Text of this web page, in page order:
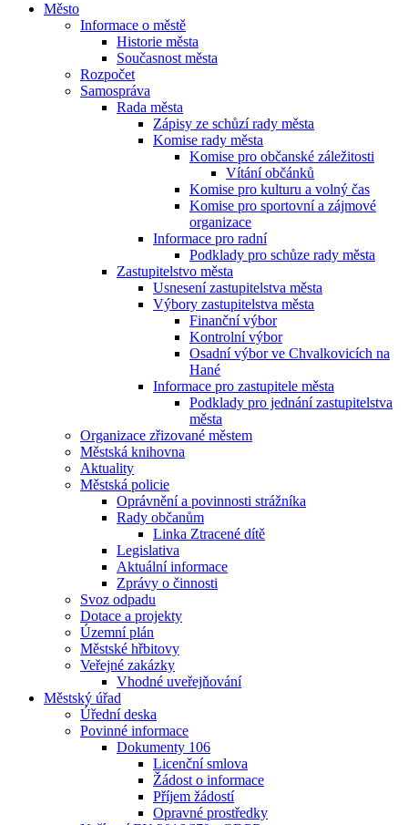
Město
Informace o městě
Historie města
Současnost města
Rozpočet
Samospráva
Rada města
Zápisy ze schůzí rady města
Komise rady města
Komise pro občanské záležitosti
Vítání občánků
Komise pro kulturu a volný čas
Komise pro sportovní a zájmové
organizace
Informace pro radní
Podklady pro schůze rady města
Zastupitelstvo města
Usnesení zastupitelstva města
Výbory zastupitelstva města
Finanční výbor
Kontrolní výbor
Osadní výbor ve Chvalkovicích na
Hané
Informace pro zastupitele města
Podklady pro jednání zastupitelstva
města
Organizace zřizované městem
Městská knihovna
Aktuality
Městská policie
Oprávnění a povinnosti strážníka
Rady občanům
Linka Ztracené dítě
Legislativa
Aktuální informace
Zprávy o činnosti
Svoz odpadu
Dotace a projekty
Územní plán
Městské hřbitovy
Veřejné zakázky
Vhodné uveřejňování
Městský úřad
Úřední deska
Povinné informace
Dokumenty 106
Licenční smlova
Žádost o informace
Příjem žádostí
Opravné prostředky